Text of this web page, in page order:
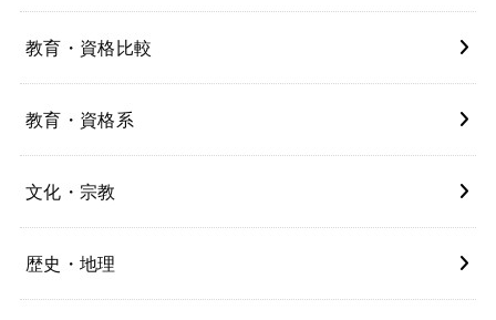
教育・資格比較
教育・資格系
文化・宗教
歴史・地理